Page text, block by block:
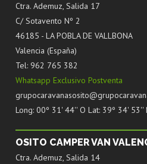
Ctra. Ademuz, Salida 17
C/ Sotavento Nº 2
46185 - LA POBLA DE VALLBONA
Valencia (España)
Tel: 962 765 382
Whatsapp Exclusivo Postventa
Long: 00º 31' 44'' O Lat: 39º 34' 53''
OSITO CAMPER VAN
Ctra. Ademuz, Salida 14